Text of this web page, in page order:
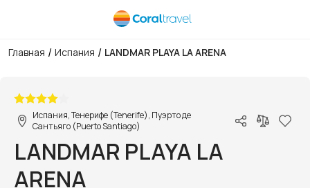
Главная / Испания / LANDMAR PLAYA LA ARENA
Испания, Тенерифе (Tenerife), Пуэрто де
Сантьяго (Puerto Santiago)
LANDMAR PLAYA LA
ARENA